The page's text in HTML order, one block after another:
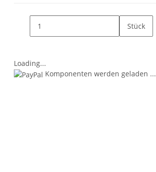
Stück
Loading...
Komponenten werden geladen ...